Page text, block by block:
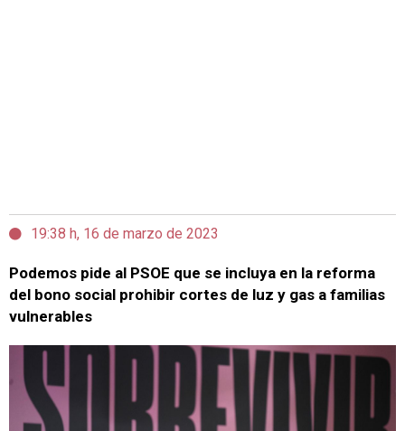
19:38 h, 16 de marzo de 2023
Podemos pide al PSOE que se incluya en la reforma
del bono social prohibir cortes de luz y gas a familias
vulnerables